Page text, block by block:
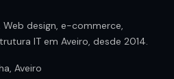
design, e-commerce,
IT em Aveiro, desde 2014.
Aveiro